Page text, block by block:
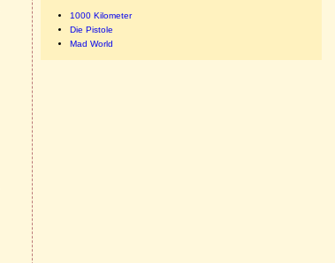
1000 Kilometer
Die Pistole
Mad World